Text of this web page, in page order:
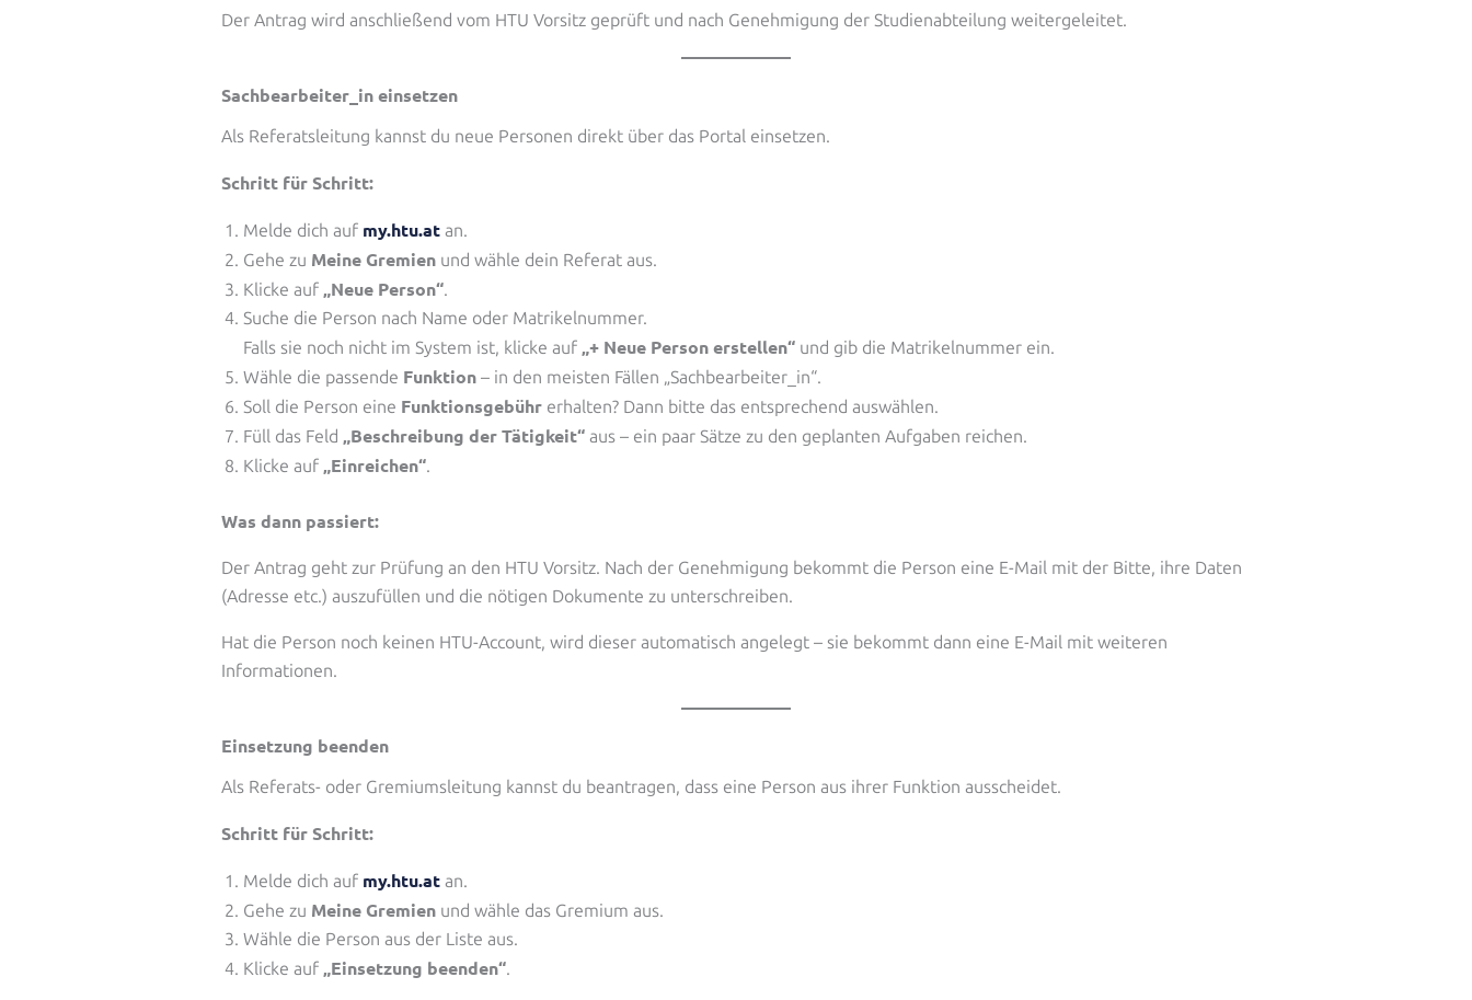
Der Antrag wird anschließend vom HTU Vorsitz geprüft und nach Genehmigung der Studienabteilung weitergeleitet.
Sachbearbeiter_in einsetzen
Als Referatsleitung kannst du neue Personen direkt über das Portal einsetzen.
Schritt für Schritt:
Melde dich auf my.htu.at an.
Gehe zu Meine Gremien und wähle dein Referat aus.
Klicke auf „Neue Person“.
Suche die Person nach Name oder Matrikelnummer.
Falls sie noch nicht im System ist, klicke auf „+ Neue Person erstellen“ und gib die Matrikelnummer ein.
Wähle die passende Funktion – in den meisten Fällen „Sachbearbeiter_in“.
Soll die Person eine Funktionsgebühr erhalten? Dann bitte das entsprechend auswählen.
Füll das Feld „Beschreibung der Tätigkeit“ aus – ein paar Sätze zu den geplanten Aufgaben reichen.
Klicke auf „Einreichen“.
Was dann passiert:
Der Antrag geht zur Prüfung an den HTU Vorsitz. Nach der Genehmigung bekommt die Person eine E-Mail mit der Bitte, ihre Daten
(Adresse etc.) auszufüllen und die nötigen Dokumente zu unterschreiben.
Hat die Person noch keinen HTU-Account, wird dieser automatisch angelegt – sie bekommt dann eine E-Mail mit weiteren
Informationen.
Einsetzung beenden
Als Referats- oder Gremiumsleitung kannst du beantragen, dass eine Person aus ihrer Funktion ausscheidet.
Schritt für Schritt:
Melde dich auf my.htu.at an.
Gehe zu Meine Gremien und wähle das Gremium aus.
Wähle die Person aus der Liste aus.
Klicke auf „Einsetzung beenden“.